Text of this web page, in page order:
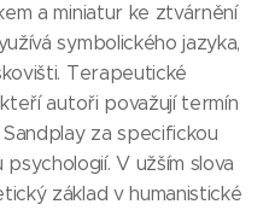
a miniatur ke ztvárnění
symbolického jazyka,
Terapeutické
autoři považují termín
za specifickou
V užším slova
základ v humanistické